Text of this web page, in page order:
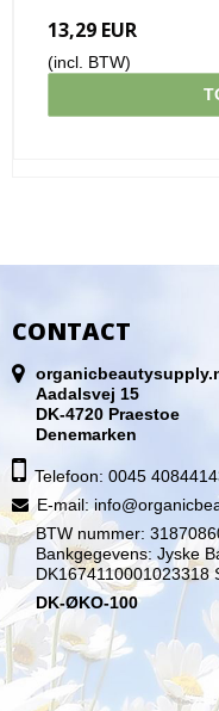
13,29 EUR
(incl. BTW)
CONTACT
Aadalsvej 15
DK-4720 Praestoe
Denemarken
Telefoon: 0045
E-mail:
BTW nummer:
Bankgegevens: Jyske
DK1674110001023318
DK-ØKO-100